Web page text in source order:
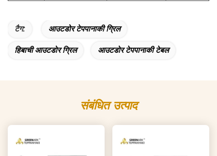
टैग: आउटडोर टेपपानाकी ग्रिल
हिबाची आउटडोर ग्रिल आउटडोर टेपपानाकी टेबल
संबंधित उत्पाद